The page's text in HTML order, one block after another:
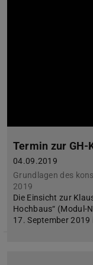
Termin zur
04.09.2019
Grundlagen des
2019
Die Einsicht zur
Hochbaus“ (Modul-
17. September